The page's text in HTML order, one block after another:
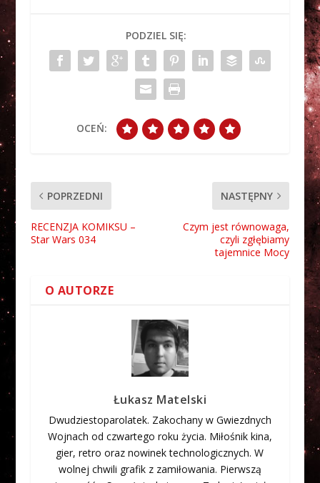
PODZIEL SIĘ:
OCEŃ:
POPRZEDNI
RECENZJA KOMIKSU –
Star Wars 034
NASTĘPNY
Czym jest równowaga,
czyli zgłębiamy
tajemnice Mocy
O AUTORZE
Łukasz Matelski
Dwudziestoparolatek. Zakochany w Gwiezdnych
Wojnach od czwartego roku życia. Miłośnik kina,
gier, retro oraz nowinek technologicznych. W
wolnej chwili grafik z zamiłowania. Pierwszą